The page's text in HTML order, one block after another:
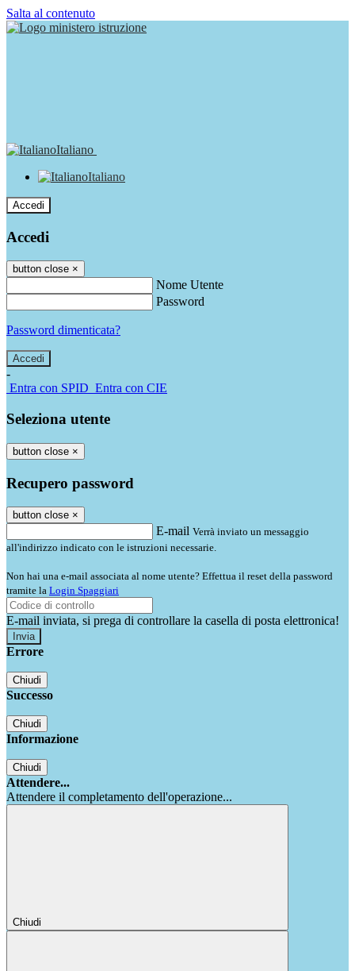
Salta al contenuto
Italiano
Italiano
Accedi
Accedi
button close ×
Nome Utente
Password
Password dimenticata?
-
Entra con SPID Entra con CIE
Seleziona utente
button close ×
Recupero password
button close ×
E-mail Verrà inviato un messaggio
all'indirizzo indicato con le istruzioni necessarie.
Non hai una e-mail associata al nome utente? Effettua il reset della password
tramite la Login Spaggiari
E-mail inviata, si prega di controllare la casella di posta elettronica!
Errore
Chiudi
Successo
Chiudi
Informazione
Chiudi
Attendere...
Attendere il completamento dell'operazione...
Chiudi